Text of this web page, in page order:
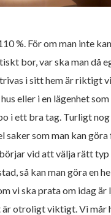
%. För om man inte
bor, var ska man då
i sitt hem är riktigt
eller i en lägenhet
i ett bra tag. Turligt
saker som man kan
vid att välja rätt
så kan man göra en
vi ska prata om idag är
är otroligt viktigt. Vi mår